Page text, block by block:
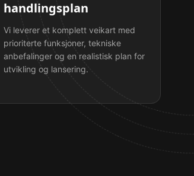
handlingsplan
Vi leverer et komplett veikart med
prioriterte funksjoner, tekniske
anbefalinger og en realistisk plan for
utvikling og lansering.